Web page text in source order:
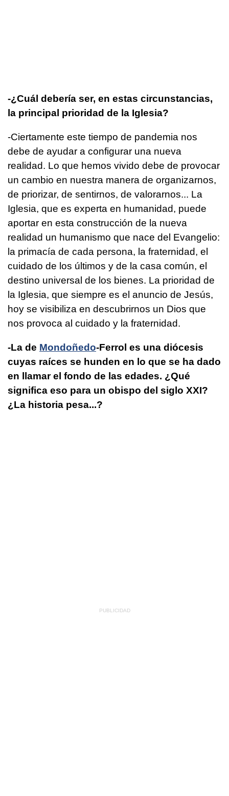
-¿Cuál debería ser, en estas circunstancias,
la principal prioridad de la Iglesia?
-Ciertamente este tiempo de pandemia nos
debe de ayudar a configurar una nueva
realidad. Lo que hemos vivido debe de provocar
un cambio en nuestra manera de organizarnos,
de priorizar, de sentirnos, de valorarnos... La
Iglesia, que es experta en humanidad, puede
aportar en esta construcción de la nueva
realidad un humanismo que nace del Evangelio:
la primacía de cada persona, la fraternidad, el
cuidado de los últimos y de la casa común, el
destino universal de los bienes. La prioridad de
la Iglesia, que siempre es el anuncio de Jesús,
hoy se visibiliza en descubrirnos un Dios que
nos provoca al cuidado y la fraternidad.
-La de Mondoñedo-Ferrol es una diócesis
cuyas raíces se hunden en lo que se ha dado
en llamar el fondo de las edades. ¿Qué
significa eso para un obispo del siglo XXI?
¿La historia pesa...?